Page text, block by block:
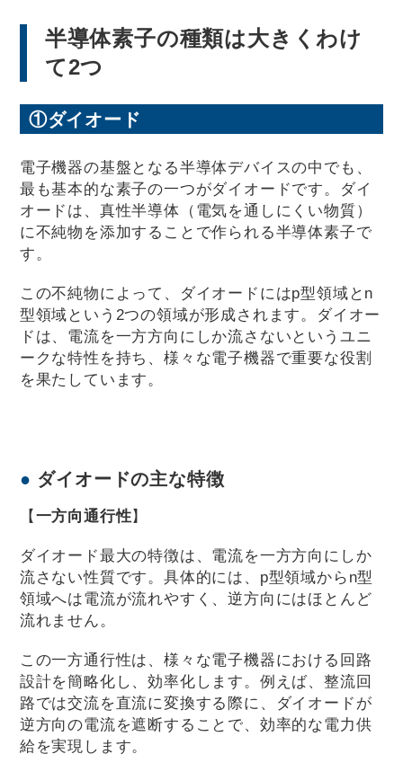
半導体素子の種類は大きくわけ
て2つ
①ダイオード
電子機器の基盤となる半導体デバイスの中でも、
最も基本的な素子の一つがダイオードです。ダイ
オードは、真性半導体（電気を通しにくい物質）
に不純物を添加することで作られる半導体素子で
す。
この不純物によって、ダイオードにはp型領域とn
型領域という2つの領域が形成されます。ダイオー
ドは、電流を一方方向にしか流さないというユニ
ークな特性を持ち、様々な電子機器で重要な役割
を果たしています。
ダイオードの主な特徴
【一方向通行性】
ダイオード最大の特徴は、電流を一方方向にしか
流さない性質です。具体的には、p型領域からn型
領域へは電流が流れやすく、逆方向にはほとんど
流れません。
この一方通行性は、様々な電子機器における回路
設計を簡略化し、効率化します。例えば、整流回
路では交流を直流に変換する際に、ダイオードが
逆方向の電流を遮断することで、効率的な電力供
給を実現します。